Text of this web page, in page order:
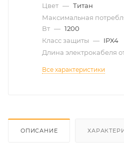
Цвет — Титан
Максимальная
Вт — 1200
Класс защиты — IPX4
Длина электрокабеля
Все характеристики
ОПИСАНИЕ